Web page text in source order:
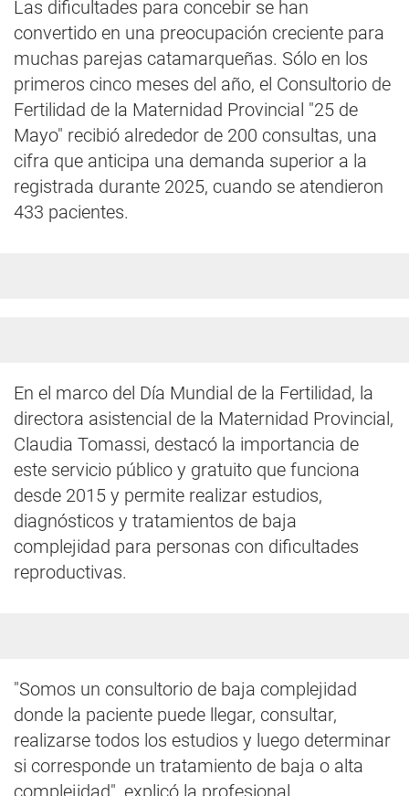
Las dificultades para concebir se han
convertido en una preocupación creciente para
muchas parejas catamarqueñas. Sólo en los
primeros cinco meses del año, el Consultorio de
Fertilidad de la Maternidad Provincial "25 de
Mayo" recibió alrededor de 200 consultas, una
cifra que anticipa una demanda superior a la
registrada durante 2025, cuando se atendieron
433 pacientes.
En el marco del Día Mundial de la Fertilidad, la
directora asistencial de la Maternidad Provincial,
Claudia Tomassi, destacó la importancia de
este servicio público y gratuito que funciona
desde 2015 y permite realizar estudios,
diagnósticos y tratamientos de baja
complejidad para personas con dificultades
reproductivas.
"Somos un consultorio de baja complejidad
donde la paciente puede llegar, consultar,
realizarse todos los estudios y luego determinar
si corresponde un tratamiento de baja o alta